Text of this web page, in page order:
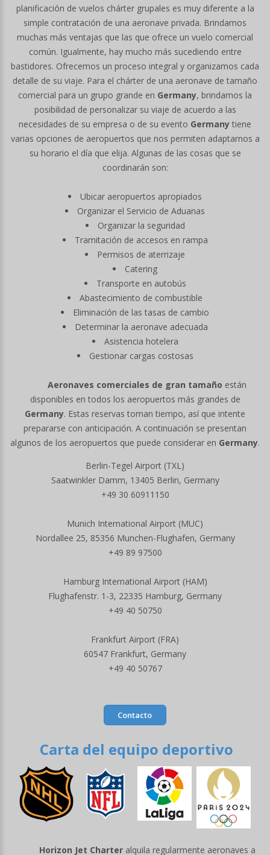
planificación de vuelos chárter grupales es muy diferente a la
simple contratación de una aeronave privada. Brindamos
muchas más ventajas que las que ofrece un vuelo comercial
común. Igualmente, hay mucho más sucediendo entre
bastidores. Ofrecemos un proceso integral y organizamos cada
detalle de su viaje. Para el chárter de una aeronave de tamaño
comercial para un grupo grande en Germany, brindamos la
posibilidad de personalizar su viaje de acuerdo a las
necesidades de su empresa o de su evento Germany tiene
varias opciones de aeropuertos que nos permiten adaptarnos a
su horario el día que elija. Algunas de las cosas que se
coordinarán son:
Ubicar aeropuertos apropiados
Organizar el Servicio de Aduanas
Organizar la seguridad
Tramitación de accesos en rampa
Permisos de aterrizaje
Catering
Transporte en autobús
Abastecimiento de combustible
Eliminación de las tasas de cambio
Determinar la aeronave adecuada
Asistencia hotelera
Gestionar cargas costosas
Aeronaves comerciales de gran tamaño están
disponibles en todos los aeropuertos más grandes de
Germany. Estas reservas toman tiempo, así que intente
prepararse con anticipación. A continuación se presentan
algunos de los aeropuertos que puede considerar en Germany.
Berlin-Tegel Airport (TXL)
Saatwinkler Damm, 13405 Berlin, Germany
+49 30 60911150
Munich International Airport (MUC)
Nordallee 25, 85356 Munchen-Flughafen, Germany
+49 89 97500
Hamburg International Airport (HAM)
Flughafenstr. 1-3, 22335 Hamburg, Germany
+49 40 50750
Frankfurt Airport (FRA)
60547 Frankfurt, Germany
+49 40 50767
Contacto
Carta del equipo deportivo
Horizon Jet Charteralquila regularmente aeronaves a